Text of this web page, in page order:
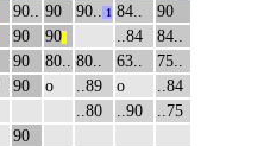
90.. 90 90.. 1 84..
90
90 90 ..84
84..
90 80.. 80.. 63..
75..
90 о ..89 о
..84
..80 ..90
..75
90